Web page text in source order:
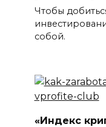
Чтобы
собой.
«Индекс